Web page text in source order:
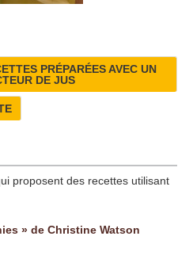
PRÉPARÉES AVEC UN
DE JUS
proposent des recettes utilisant
» de Christine Watson